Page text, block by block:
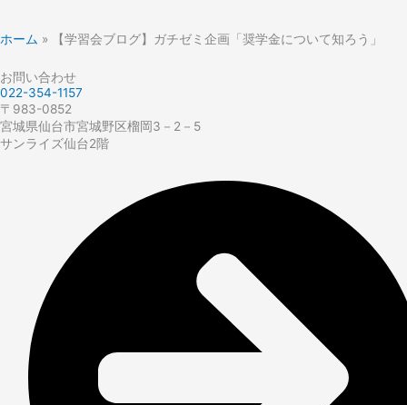
ホーム » 【学習会ブログ】ガチゼミ企画「奨学金について知ろう」
お問い合わせ
022-354-1157
〒983-0852
宮城県仙台市宮城野区榴岡3－2－5
サンライズ仙台2階​